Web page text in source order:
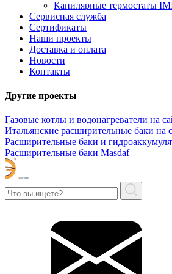
Капилярные термостаты
Сервисная служба
Сертификаты
Наши проекты
Доставка и оплата
Новости
Контакты
Другие проекты
Газовые котлы и водонагреватели на
Итальянские расширительные баки на
Расширительные баки и
Расширительные баки Masdaf